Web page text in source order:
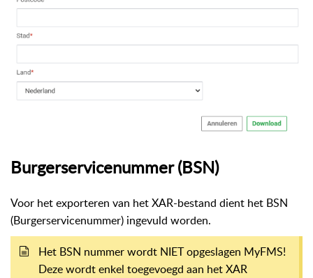
Burgerservicenummer (BSN)
Voor het exporteren van het XAR-bestand dient het BSN
(Burgerservicenummer) ingevuld worden.
Het BSN nummer wordt NIET opgeslagen MyFMS!
Deze wordt enkel toegevoegd aan het XAR